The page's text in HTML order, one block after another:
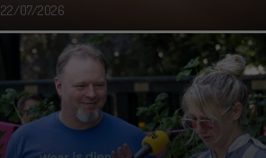
22/07/2026